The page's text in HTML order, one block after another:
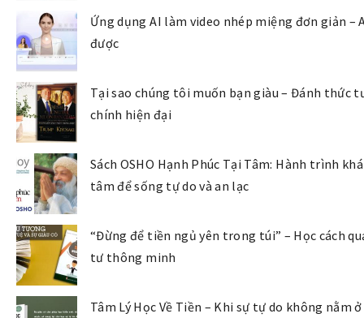
Ứng dụng AI làm video nhép miệng đơn giản –
được
Tại sao chúng tôi muốn bạn giàu – Đánh thức
chính hiện đại
Sách OSHO Hạnh Phúc Tại Tâm: Hành trình
tâm để sống tự do và an lạc
“Đừng để tiền ngủ yên trong túi” – Học cách
tư thông minh
Tâm Lý Học Về Tiền – Khi sự tự do không nằm